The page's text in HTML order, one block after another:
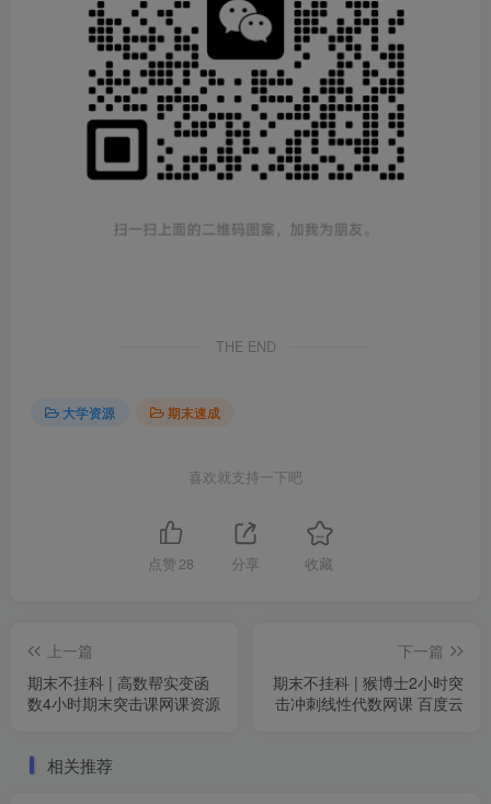
THE END
大学资源 期末速成
喜欢就支持一下吧
点赞 28 分享 收藏
上一篇
期末不挂科 | 高数帮实变函
数4小时期末突击课网课资源
下一篇
期末不挂科 | 猴博士2小时突
击冲刺线性代数网课 百度云
相关推荐